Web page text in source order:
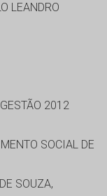
LEANDRO
2012
SOCIAL DE
SOUZA,